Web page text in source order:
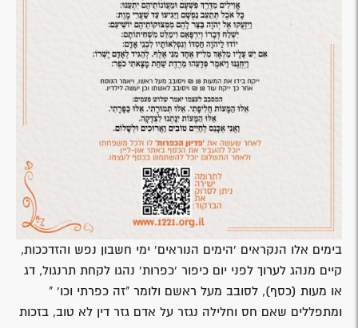
בימים אלו הנקראים 'הימים הנוראים' ימי חשבון נפש והזדככות,
קיים מנהג לערוך לפני יום כיפור 'כפרות' נהגו לקחת תרנגול, דג
או מעות (כסף), לסובב מעל ראשם ולומר "זה כפרתי וכו' "
ומתפללים שאם חס וחלילה נגזר על אדם גזר דין לא טוב, בזכות